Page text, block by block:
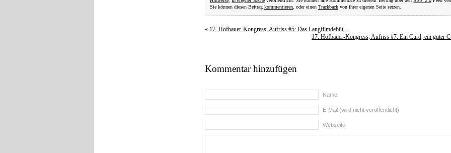
Sie können diesen Beitrag kommentieren , oder einen Trackback von ihrer eigenen Seite setzen.
« 17. Hofbauer-Kongress, Aufriss #5: Das Langfilmdebüt…
17. Hofbauer-Kongress, Aufriss #7: Ein Curd, ein guter
Kommentar hinzufügen
Name
E-Mail (wird nicht veröffentlicht)
Webseite